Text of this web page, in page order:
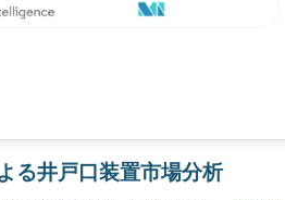
る井戸口装置市場分析